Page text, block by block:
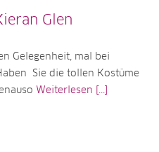
Glen
Gelegenheit, mal bei
Sie die tollen Kostüme
Weiterlesen [...]